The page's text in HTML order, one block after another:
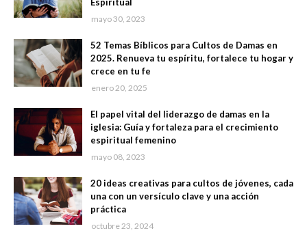
mayo 30, 2023
52 Temas Bíblicos para Cultos de Damas en
2025. Renueva tu espíritu, fortalece tu hogar y
crece en tu fe
enero 20, 2025
El papel vital del liderazgo de damas en la
iglesia: Guía y fortaleza para el crecimiento
espiritual femenino
mayo 08, 2023
20 ideas creativas para cultos de jóvenes, cada
una con un versículo clave y una acción
práctica
octubre 23, 2024